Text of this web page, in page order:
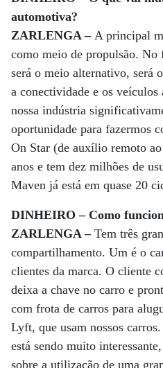
automotiva?
ZARLENGA – A principal
como meio de propulsão.
será o meio alternativo, será
a conectividade e os veículos
nossa indústria
oportunidade para fazermos
On Star (de auxílio remoto
anos e tem dez milhões de
Maven já está em quase 20
DINHEIRO – Como
ZARLENGA –Tem três
compartilhamento. Um é o
clientes da marca. O cliente
deixa a chave no carro e
com frota de carros para
Lyft, que usam nossos
está sendo muito
sobre a utilização de uma